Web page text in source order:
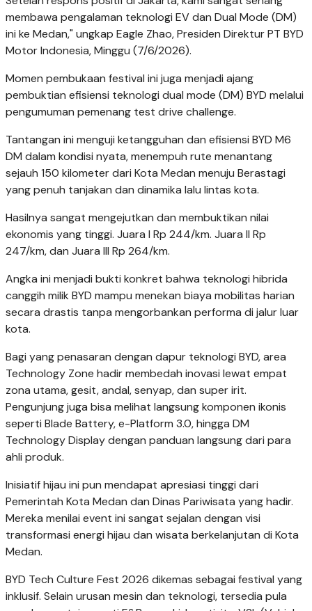
membawa pengalaman teknologi EV dan Dual Mode (DM)
ini ke Medan," ungkap Eagle Zhao, Presiden Direktur PT BYD
Motor Indonesia, Minggu (7/6/2026).
Momen pembukaan festival ini juga menjadi ajang
pembuktian efisiensi teknologi dual mode (DM) BYD melalui
pengumuman pemenang test drive challenge.
Tantangan ini menguji ketangguhan dan efisiensi BYD M6
DM dalam kondisi nyata, menempuh rute menantang
sejauh 150 kilometer dari Kota Medan menuju Berastagi
yang penuh tanjakan dan dinamika lalu lintas kota.
Hasilnya sangat mengejutkan dan membuktikan nilai
ekonomis yang tinggi. Juara I Rp 244/km. Juara II Rp
247/km, dan Juara III Rp 264/km.
Angka ini menjadi bukti konkret bahwa teknologi hibrida
canggih milik BYD mampu menekan biaya mobilitas harian
secara drastis tanpa mengorbankan performa di jalur luar
kota.
Bagi yang penasaran dengan dapur teknologi BYD, area
Technology Zone hadir membedah inovasi lewat empat
zona utama, gesit, andal, senyap, dan super irit.
Pengunjung juga bisa melihat langsung komponen ikonis
seperti Blade Battery, e-Platform 3.0, hingga DM
Technology Display dengan panduan langsung dari para
ahli produk.
Inisiatif hijau ini pun mendapat apresiasi tinggi dari
Pemerintah Kota Medan dan Dinas Pariwisata yang hadir.
Mereka menilai event ini sangat sejalan dengan visi
transformasi energi hijau dan wisata berkelanjutan di Kota
Medan.
BYD Tech Culture Fest 2026 dikemas sebagai festival yang
inklusif. Selain urusan mesin dan teknologi, tersedia pula